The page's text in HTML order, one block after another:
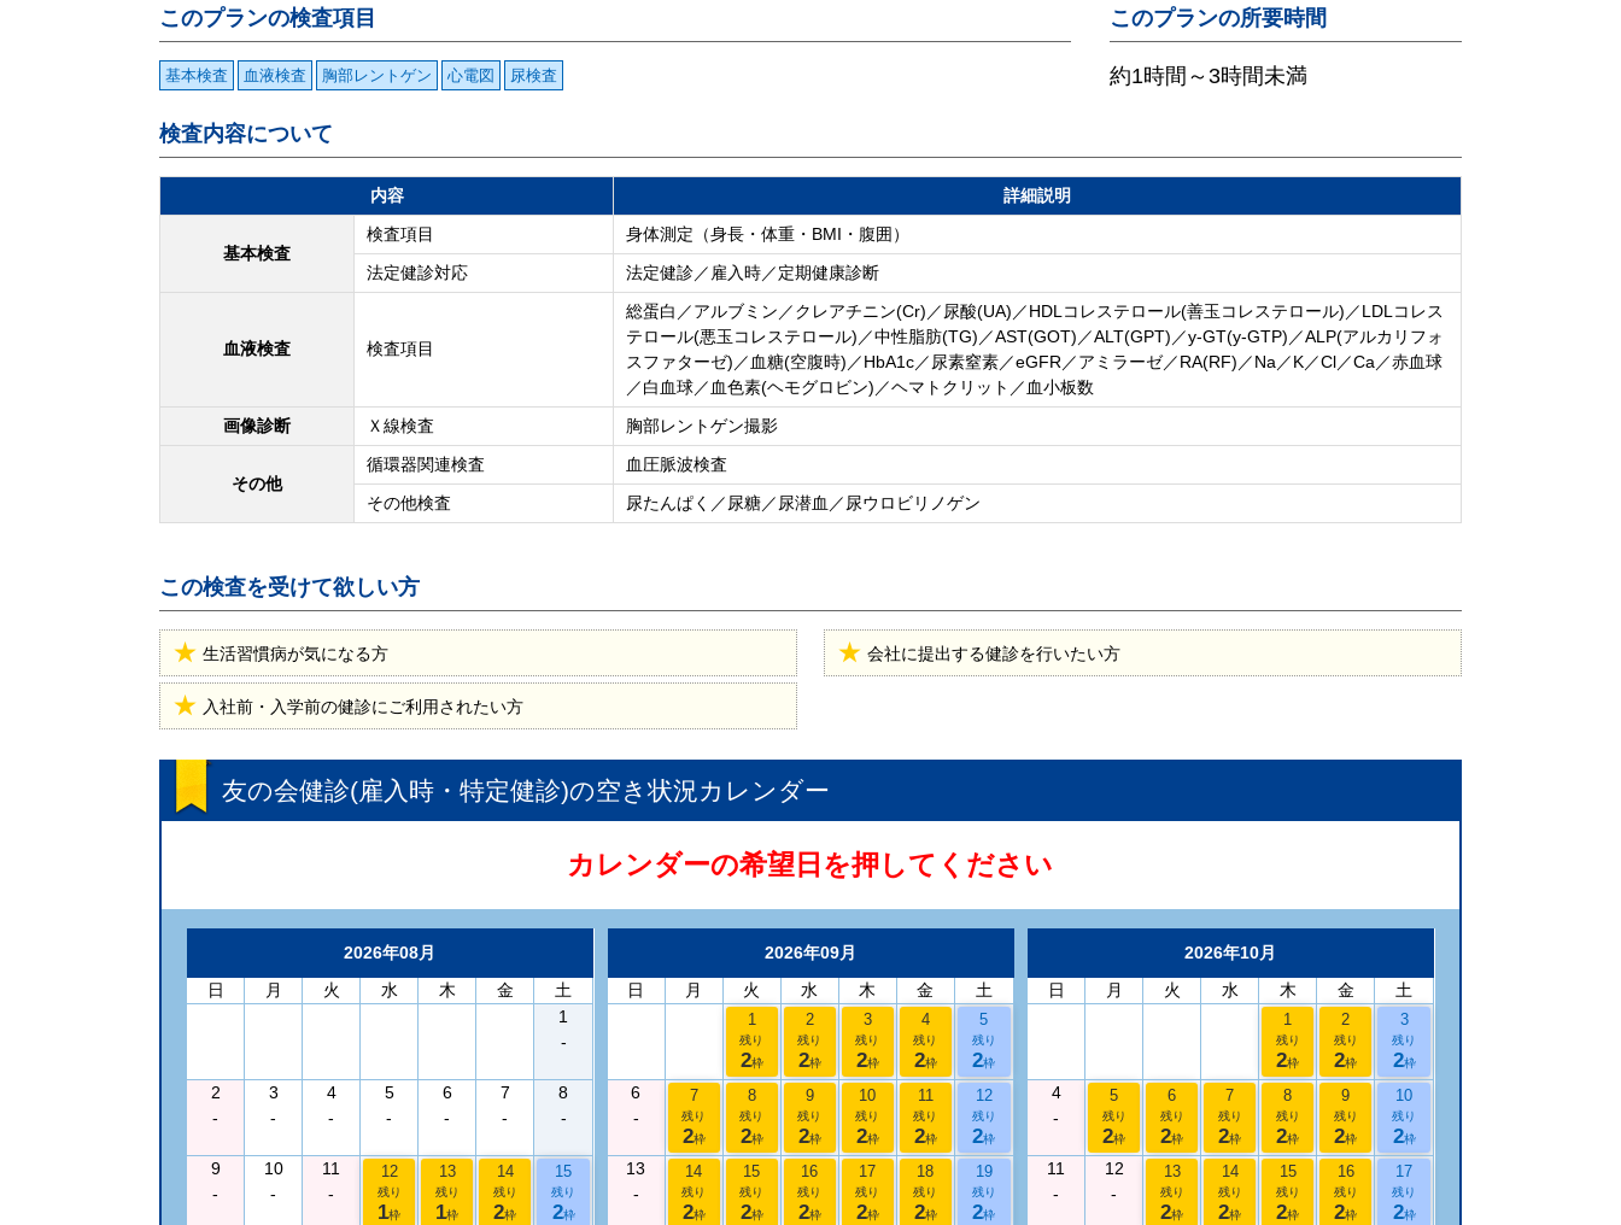
このプランの所要時間
約1時間～3時間未満
このプランの検査項目
基本検査 血液検査 胸部レントゲン 心電図 尿検査
検査内容について
内容 詳細説明
基本検査
検査項目
身体測定（身長・体重・BMI・腹囲）
法定健診対応
法定健診／雇入時／定期健康診断
血液検査 検査項目
総蛋白／アルブミン／クレアチニン(Cr)／尿酸(UA)／HDLコレステロール(善玉コレステロール)／LDLコレス
テロール(悪玉コレステロール)／中性脂肪(TG)／AST(GOT)／ALT(GPT)／y-GT(y-GTP)／ALP(アルカリフォ
スファターゼ)／血糖(空腹時)／HbA1c／尿素窒素／eGFR／アミラーゼ／RA(RF)／Na／K／Cl／Ca／赤血球
／白血球／血色素(ヘモグロビン)／ヘマトクリット／血小板数
画像診断
Ｘ線検査 胸部レントゲン撮影
その他
循環器関連検査
血圧脈波検査
その他検査
尿たんぱく／尿糖／尿潜血／尿ウロビリノゲン
この検査を受けて欲しい方
生活習慣病が気になる方 会社に提出する健診を行いたい方
入社前・入学前の健診にご利用されたい方
友の会健診(雇入時・特定健診)の空き状況カレンダー
カレンダーの希望日を押してください
2026年08月
日
月 火 水 木 金
土
1
-
2
-
3
-
4
-
5
-
6
-
7
-
8
-
9
-
10
-
11
-
12
残り
1枠
13
残り
1枠
14
残り
2枠
15
残り
2枠
2026年09月
日
月 火 水 木 金 土
1
残り
2枠
2
残り
2枠
3
残り
2枠
4
残り
2枠
5
残り
2枠
6
-
7
残り
2枠
8
残り
2枠
9
残り
2枠
10
残り
2枠
11
残り
2枠
12
残り
2枠
13
-
14
残り
2枠
15
残り
2枠
16
残り
2枠
17
残り
2枠
18
残り
2枠
19
残り
2枠
2026年10月
日
月 火 水 木 金 土
1
残り
2枠
2
残り
2枠
3
残り
2枠
4
-
5
残り
2枠
6
残り
2枠
7
残り
2枠
8
残り
2枠
9
残り
2枠
10
残り
2枠
11
-
12
-
13
残り
2枠
14
残り
2枠
15
残り
2枠
16
残り
2枠
17
残り
2枠